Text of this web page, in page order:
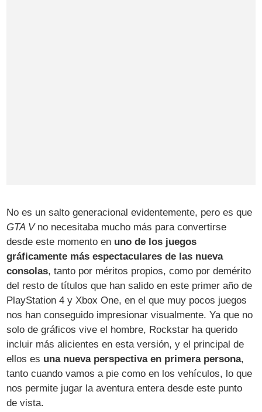
No es un salto generacional evidentemente, pero es que
GTA Vno necesitaba mucho más para convertirse
desde este momento en uno de los juegos
gráficamente más espectaculares de las nueva
consolas, tanto por méritos propios, como por demérito
del resto de títulos que han salido en este primer año de
PlayStation 4 y Xbox One, en el que muy pocos juegos
nos han conseguido impresionar visualmente. Ya que no
solo de gráficos vive el hombre, Rockstar ha querido
incluir más alicientes en esta versión, y el principal de
ellos es una nueva perspectiva en primera persona,
tanto cuando vamos a pie como en los vehículos, lo que
nos permite jugar la aventura entera desde este punto
de vista.